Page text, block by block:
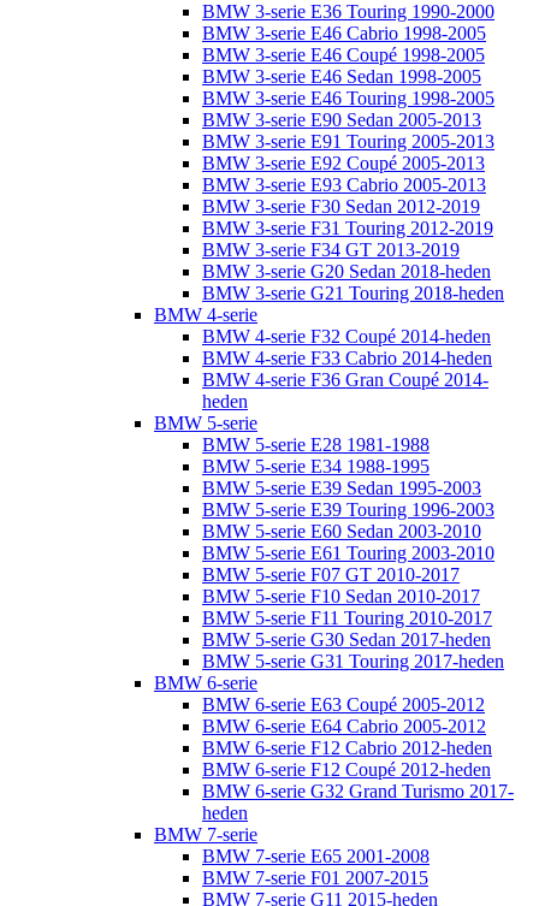
BMW 3-serie E36 Touring 1990-2000
BMW 3-serie E46 Cabrio 1998-2005
BMW 3-serie E46 Coupé 1998-2005
BMW 3-serie E46 Sedan 1998-2005
BMW 3-serie E46 Touring 1998-2005
BMW 3-serie E90 Sedan 2005-2013
BMW 3-serie E91 Touring 2005-2013
BMW 3-serie E92 Coupé 2005-2013
BMW 3-serie E93 Cabrio 2005-2013
BMW 3-serie F30 Sedan 2012-2019
BMW 3-serie F31 Touring 2012-2019
BMW 3-serie F34 GT 2013-2019
BMW 3-serie G20 Sedan 2018-heden
BMW 3-serie G21 Touring 2018-heden
BMW 4-serie
BMW 4-serie F32 Coupé 2014-heden
BMW 4-serie F33 Cabrio 2014-heden
BMW 4-serie F36 Gran Coupé 2014-
heden
BMW 5-serie
BMW 5-serie E28 1981-1988
BMW 5-serie E34 1988-1995
BMW 5-serie E39 Sedan 1995-2003
BMW 5-serie E39 Touring 1996-2003
BMW 5-serie E60 Sedan 2003-2010
BMW 5-serie E61 Touring 2003-2010
BMW 5-serie F07 GT 2010-2017
BMW 5-serie F10 Sedan 2010-2017
BMW 5-serie F11 Touring 2010-2017
BMW 5-serie G30 Sedan 2017-heden
BMW 5-serie G31 Touring 2017-heden
BMW 6-serie
BMW 6-serie E63 Coupé 2005-2012
BMW 6-serie E64 Cabrio 2005-2012
BMW 6-serie F12 Cabrio 2012-heden
BMW 6-serie F12 Coupé 2012-heden
BMW 6-serie G32 Grand Turismo 2017-
heden
BMW 7-serie
BMW 7-serie E65 2001-2008
BMW 7-serie F01 2007-2015
BMW 7-serie G11 2015-heden